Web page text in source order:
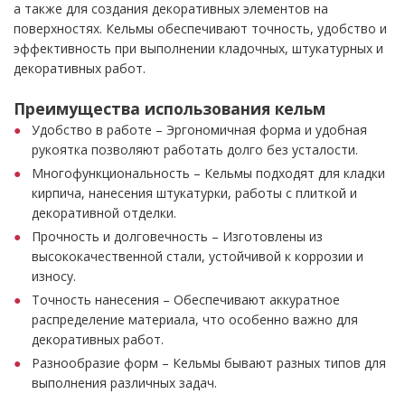
а также для создания декоративных элементов на
поверхностях. Кельмы обеспечивают точность, удобство и
эффективность при выполнении кладочных, штукатурных и
декоративных работ.
Преимущества использования кельм
Удобство в работе – Эргономичная форма и удобная
рукоятка позволяют работать долго без усталости.
Многофункциональность – Кельмы подходят для кладки
кирпича, нанесения штукатурки, работы с плиткой и
декоративной отделки.
Прочность и долговечность – Изготовлены из
высококачественной стали, устойчивой к коррозии и
износу.
Точность нанесения – Обеспечивают аккуратное
распределение материала, что особенно важно для
декоративных работ.
Разнообразие форм – Кельмы бывают разных типов для
выполнения различных задач.